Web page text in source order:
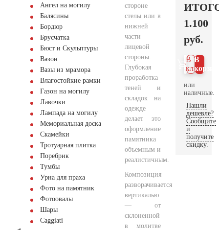
Ангел на могилу
Балясины
Бордюр
Брусчатка
Бюст и Скульптуры
Вазон
Вазы из мрамора
Влагостойкие рамки
Газон на могилу
Лавочки
Лампада на могилу
Мемориальная доска
Скамейки
Тротуарная плитка
Поребрик
Тумбы
Урна для праха
Фото на памятник
Фотоовалы
Шары
Сaggiati
стороне
стелы или в
нижней
части
лицевой
стороны.
Глубокая
проработка
теней и
складок на
одежде
делает это
оформление
памятника
объемным и
реалистичным.
Композиция
разворачивается
вертикалью
— от
склоненной
в молитве
1.100
руб.
В
В 1
клик
или
наличные.
Нашли
дешевле?
Сообщите
и
получите
скидку.